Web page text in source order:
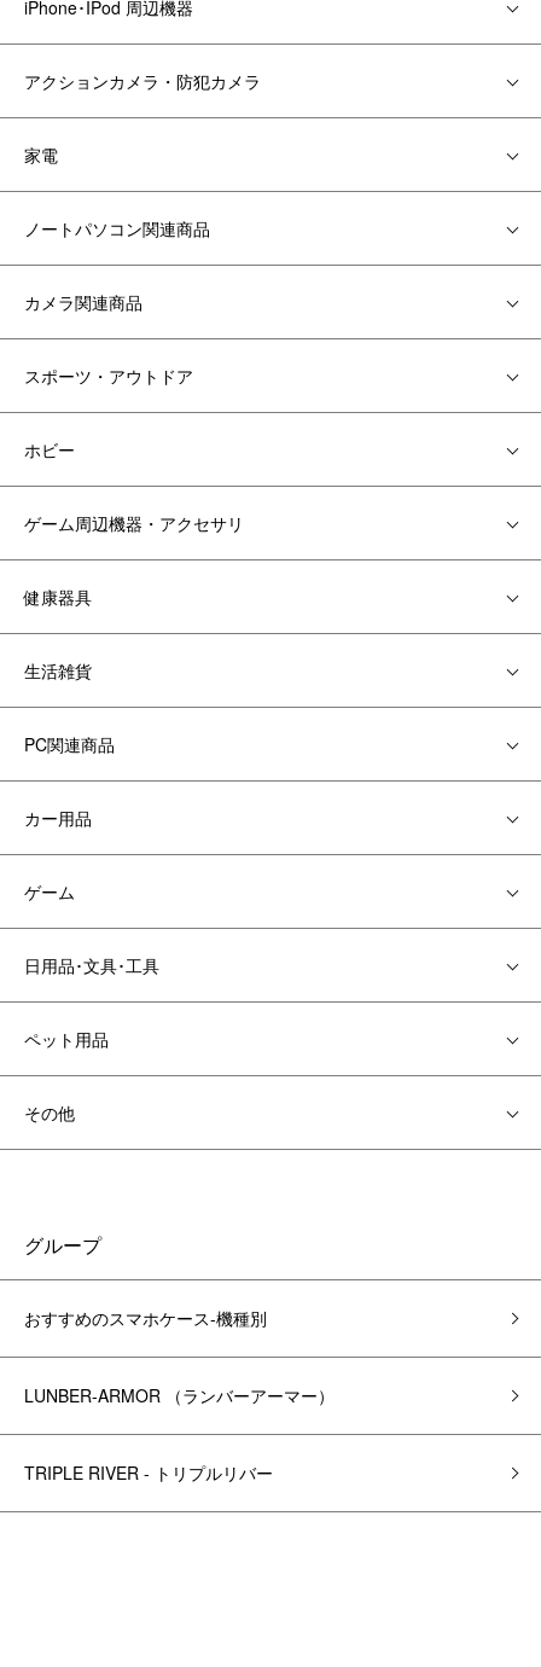
iPhone･IPod 周辺機器
アクションカメラ・防犯カメラ
家電
ノートパソコン関連商品
カメラ関連商品
スポーツ・アウトドア
ホビー
ゲーム周辺機器・アクセサリ
健康器具
生活雑貨
PC関連商品
カー用品
ゲーム
日用品･文具･工具
ペット用品
その他
グループ
おすすめのスマホケース-機種別
LUNBER-ARMOR （ランバーアーマー）
TRIPLE RIVER - トリプルリバー